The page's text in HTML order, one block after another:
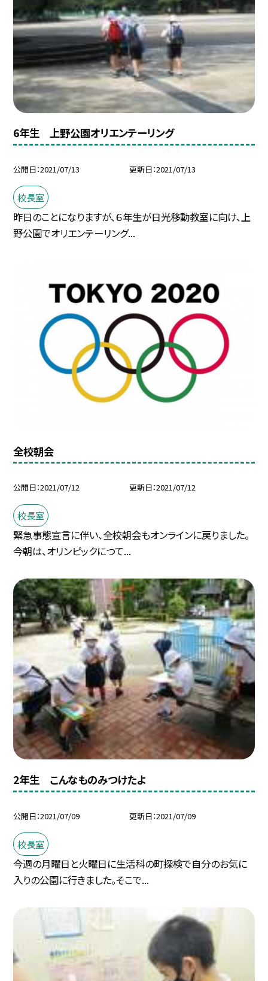
6年生 上野公園オリエンテーリング
公開日 2021/07/13 更新日 2021/07/13
校長室
昨日のことになりますが、６年生が日光移動教室に向け、上
野公園でオリエンテーリング...
全校朝会
公開日 2021/07/12 更新日 2021/07/12
校長室
緊急事態宣言に伴い、全校朝会もオンラインに戻りました。
今朝は、オリンピックにつて...
2年生 こんなものみつけたよ
公開日 2021/07/09 更新日 2021/07/09
校長室
今週の月曜日と火曜日に生活科の町探検で自分のお気に
入りの公園に行きました。そこで...